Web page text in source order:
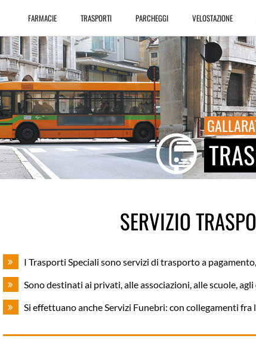
FARMACIE TRASPORTI PARCHEGGI VELOSTAZIONE
SERVIZIO
I Trasporti Speciali sono servizi di trasporto a
Sono destinati ai privati, alle associazioni, alle scuole,
Si effettuano anche Servizi Funebri: con collegamenti